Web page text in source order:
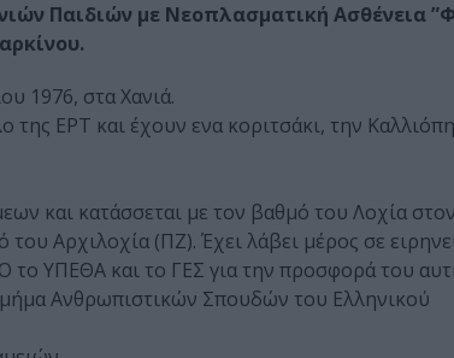
Παιδιών με Νεοπλασματική Ασθένεια
1976, στα Χανιά.
της ΕΡΤ και έχουν ενα κοριτσάκι, την
και κατάσσεται με τον βαθμό του Λοχία στον
Αρχιλοχία (ΠΖ). Έχει λάβει μέρος σε
ΥΠΕΘΑ και το ΓΕΣ για την προσφορά του
Ανθρωπιστικών Σπουδών του Ελληνικού